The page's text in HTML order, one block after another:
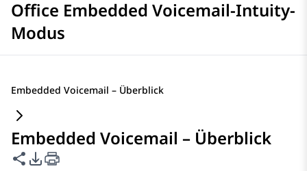
Office Embedded Voicemail-Intuity-
Modus
Embedded Voicemail – Überblick
Embedded Voicemail – Überblick
Diese Seite teilen
PDF-Exportoptionen